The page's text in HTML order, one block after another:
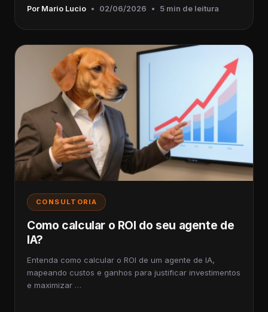
Por Mario Lucio • 02/06/2026 • 5 min de leitura
CONSULTORIA
Como calcular o ROI do seu agente de
IA?
Entenda como calcular o ROI de um agente de IA,
mapeando custos e ganhos para justificar investimentos
e maximizar …